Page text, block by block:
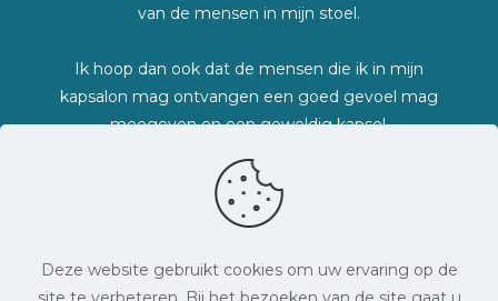
van de mensen in mijn stoel.
Ik hoop dan ook dat de mensen die ik in mijn
kapsalon mag ontvangen een goed gevoel mag
meegeven en een geweldig kapsel.
Lieve groetjes Marjolein
Deze website gebruikt cookies om uw ervaring op de